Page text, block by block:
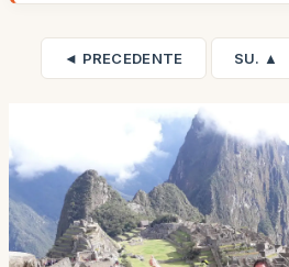
◄ PRECEDENTE SU. ▲